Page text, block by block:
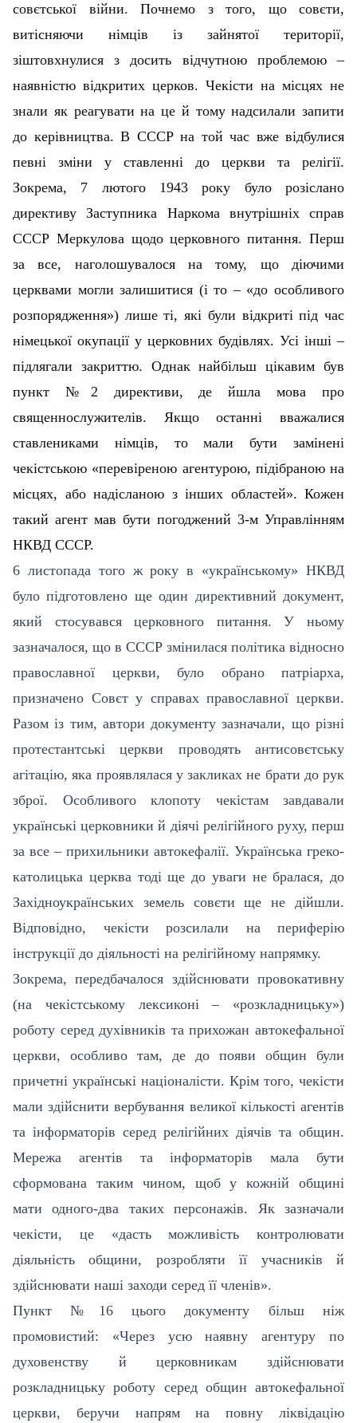
совєтської війни. Почнемо з того, що совєти,
витісняючи німців із зайнятої території,
зіштовхнулися з досить відчутною проблемою –
наявністю відкритих церков. Чекісти на місцях не
знали як реагувати на це й тому надсилали запити
до керівництва. В СССР на той час вже відбулися
певні зміни у ставленні до церкви та релігії.
Зокрема, 7 лютого 1943 року було розіслано
директиву Заступника Наркома внутрішніх справ
СССР Меркулова щодо церковного питання. Перш
за все, наголошувалося на тому, що діючими
церквами могли залишитися (і то – «до особливого
розпорядження») лише ті, які були відкриті під час
німецької окупації у церковних будівлях. Усі інші –
підлягали закриттю. Однак найбільш цікавим був
пункт №2 директиви, де йшла мова про
священнослужителів. Якщо останні вважалися
ставлениками німців, то мали бути замінені
чекістською «перевіреною агентурою, підібраною на
місцях, або надісланою з інших областей». Кожен
такий агент мав бути погоджений 3-м Управлінням
НКВД СССР.
6 листопада того ж року в «українському» НКВД
було підготовлено ще один директивний документ,
який стосувався церковного питання. У ньому
зазначалося, що в СССР змінилася політика відносно
православної церкви, було обрано патріарха,
призначено Совєт у справах православної церкви.
Разом із тим, автори документу зазначали, що різні
протестантські церкви проводять антисовєтську
агітацію, яка проявлялася у закликах не брати до рук
зброї. Особливого клопоту чекістам завдавали
українські церковники й діячі релігійного руху, перш
за все – прихильники автокефалії. Українська греко-
католицька церква тоді ще до уваги не бралася, до
Західноукраїнських земель совєти ще не дійшли.
Відповідно, чекісти розсилали на периферію
інструкції до діяльності на релігійному напрямку.
Зокрема, передбачалося здійснювати провокативну
(на чекістському лексиконі – «розкладницьку»)
роботу серед духівників та прихожан автокефальної
церкви, особливо там, де до появи общин були
причетні українські націоналісти. Крім того, чекісти
мали здійснити вербування великої кількості агентів
та інформаторів серед релігійних діячів та общин.
Мережа агентів та інформаторів мала бути
сформована таким чином, щоб у кожній общині
мати одного-два таких персонажів. Як зазначали
чекісти, це «дасть можливість контролювати
діяльність общини, розробляти її учасників й
здійснювати наші заходи серед її членів».
Пункт №16 цього документу більш ніж
промовистий: «Через усю наявну агентуру по
духовенству й церковникам здійснювати
розкладницьку роботу серед общин автокефальної
церкви, беручи напрям на повну ліквідацію